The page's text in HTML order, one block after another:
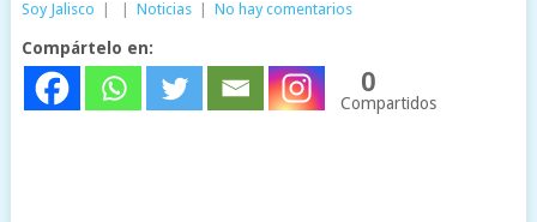
Soy Jalisco Noticias No hay comentarios
Compártelo en:
0
Compartidos